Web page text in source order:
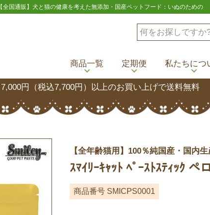
【全国通販】犬と猫の健康を考えた無添加・国産ペットフード：いぬのための
商品一覧 定期便 私たちにつ
7,000円（税込7,700円）以上のお買い上げで送料無料
【全年齢猫用】100％純国産・国内
ｽﾏｲﾘｰｷｬｯﾄ ﾍﾟｰｽﾄｽﾃｨｯｸ ペ
商品番号 SMICPS0001